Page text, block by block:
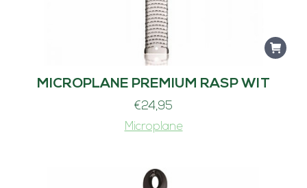
MICROPLANE PREMIUM RASP WIT
€24,95
Microplane